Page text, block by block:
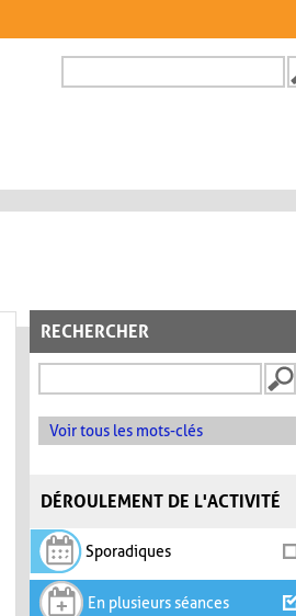
FORMULAIRE DE
RECHERCHER
Voir tous les mots-clés
DÉROULEMENT DE L'ACTIVITÉ
Sporadiques
En plusieurs séances